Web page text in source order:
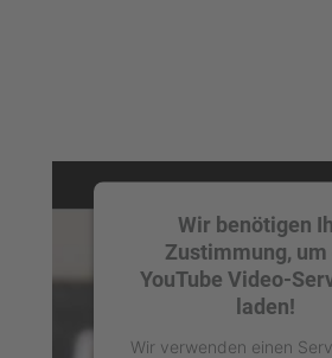
Wir benötigen
Zustimmung, um
YouTube Video-
laden!
Wir verwenden einen